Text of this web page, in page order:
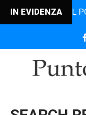
IN EVIDENZA
IL PORTALE